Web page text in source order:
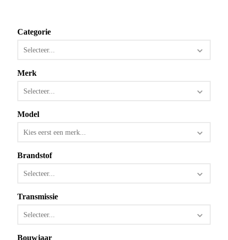
Categorie
Selecteer...
Merk
Selecteer...
Model
Kies eerst een merk...
Brandstof
Selecteer...
Transmissie
Selecteer...
Bouwjaar